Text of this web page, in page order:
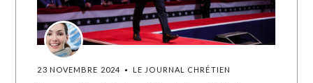
23 NOVEMBRE 2024 LE JOURNAL CHRÉTIEN